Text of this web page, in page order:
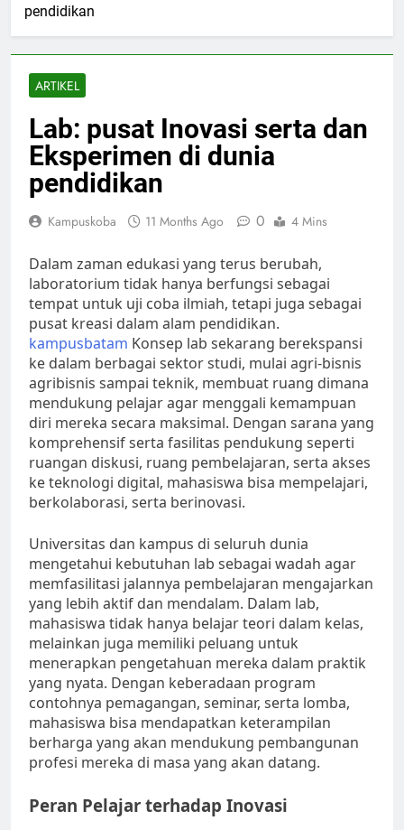
pendidikan
ARTIKEL
Lab: pusat Inovasi serta dan
Eksperimen di dunia
pendidikan
Kampuskoba 11 Months Ago 0 4 Mins
Dalam zaman edukasi yang terus berubah,
laboratorium tidak hanya berfungsi sebagai
tempat untuk uji coba ilmiah, tetapi juga sebagai
pusat kreasi dalam alam pendidikan.
kampusbatam Konsep lab sekarang berekspansi
ke dalam berbagai sektor studi, mulai agri-bisnis
agribisnis sampai teknik, membuat ruang dimana
mendukung pelajar agar menggali kemampuan
diri mereka secara maksimal. Dengan sarana yang
komprehensif serta fasilitas pendukung seperti
ruangan diskusi, ruang pembelajaran, serta akses
ke teknologi digital, mahasiswa bisa mempelajari,
berkolaborasi, serta berinovasi.
Universitas dan kampus di seluruh dunia
mengetahui kebutuhan lab sebagai wadah agar
memfasilitasi jalannya pembelajaran mengajarkan
yang lebih aktif dan mendalam. Dalam lab,
mahasiswa tidak hanya belajar teori dalam kelas,
melainkan juga memiliki peluang untuk
menerapkan pengetahuan mereka dalam praktik
yang nyata. Dengan keberadaan program
contohnya pemagangan, seminar, serta lomba,
mahasiswa bisa mendapatkan keterampilan
berharga yang akan mendukung pembangunan
profesi mereka di masa yang akan datang.
Peran Pelajar terhadap Inovasi